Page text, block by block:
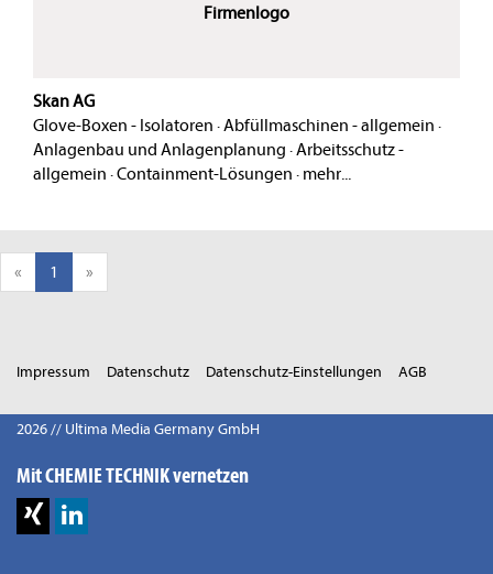
Firmenlogo
Skan AG
Glove-Boxen - Isolatoren ·Abfüllmaschinen - allgemein ·
Anlagenbau und Anlagenplanung ·Arbeitsschutz -
allgemein ·Containment-Lösungen · mehr...
« 1 »
Impressum Datenschutz Datenschutz-Einstellungen AGB
2026 // Ultima Media Germany GmbH
Mit CHEMIE TECHNIK vernetzen